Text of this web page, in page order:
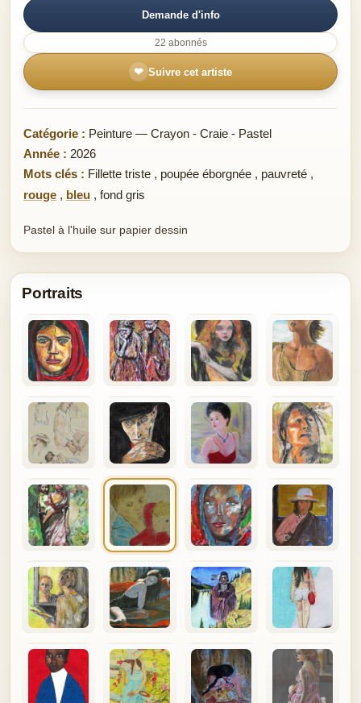
Demande d'info
22 abonnés
❤ Suivre cet artiste
Catégorie : Peinture — Crayon - Craie - Pastel
Année : 2026
Mots clés : Fillette triste , poupée éborgnée , pauvreté ,
rouge , bleu , fond gris
Pastel à l'huile sur papier dessin
Portraits